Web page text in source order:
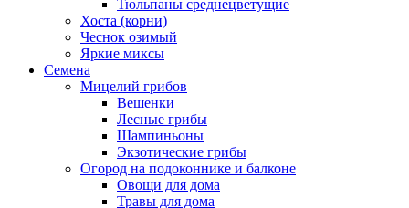
Тюльпаны среднецветущие
Хоста (корни)
Чеснок озимый
Яркие миксы
Семена
Мицелий грибов
Вешенки
Лесные грибы
Шампиньоны
Экзотические грибы
Огород на подоконнике и балконе
Овощи для дома
Травы для дома